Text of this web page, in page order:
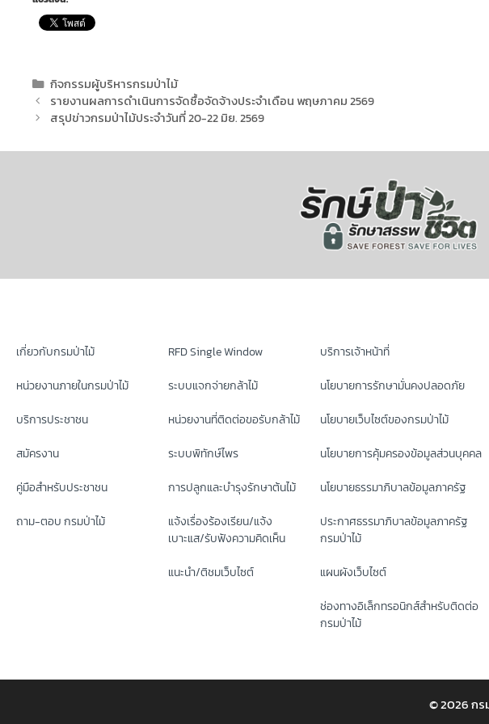
กิจกรรมผู้บริหารกรมป่าไม้
รายงานผลการดำเนินการจัดซื้อจัดจ้างประจำเดือน พฤษภาคม 2569
สรุปข่าวกรมป่าไม้ประจำวันที่ 20-22 มิย. 2569
เกี่ยวกับกรมป่าไม้
หน่วยงานภายในกรมป่าไม้
บริการประชาชน
สมัครงาน
คู่มือสำหรับประชาชน
ถาม-ตอบ กรมป่าไม้
RFD Single Window
ระบบแจกจ่ายกล้าไม้
หน่วยงานที่ติดต่อขอรับกล้าไม้
ระบบพิทักษ์ไพร
การปลูกและบำรุงรักษาต้นไม้
แจ้งเรื่องร้องเรียน/แจ้ง
เบาะแส/รับฟังความคิดเห็น
แนะนำ/ติชมเว็บไซต์
บริการเจ้าหน้าที่
นโยบายการรักษามั่นคงปลอดภัย
นโยบายเว็บไซต์ของกรมป่าไม้
นโยบายการคุ้มครองข้อมูลส่วนบุคคล
นโยบายธรรมาภิบาลข้อมูลภาครัฐ
ประกาศธรรมาภิบาลข้อมูลภาครัฐ
กรมป่าไม้
แผนผังเว็บไซต์
ช่องทางอิเล็กทรอนิกส์สำหรับติดต่อ
กรมป่าไม้
© 2026 กร